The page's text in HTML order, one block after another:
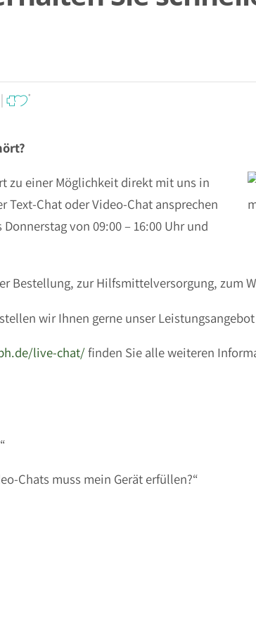
zu einer Möglichkeit direkt mit uns in
Chat oder Video-Chat ansprechen
von 09:00 – 16:00 Uhr und
Bestellung, zur Hilfsmittelversorgung, zum
wir Ihnen gerne unser
live-chat/finden Sie alle weiteren
Chats muss mein Gerät erfüllen?“